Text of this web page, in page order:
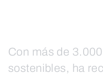
Con más de
sostenibles, ha